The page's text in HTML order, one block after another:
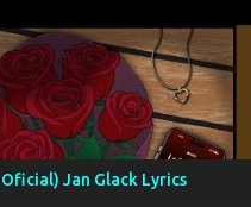
Sobrino Del Brazo Armad0
me van a ver allá por TJ para
al cien Choritas también
acelerado traigo un M2 que
mandó un fuerte abrazo
En los mejores
hermosas y botellas
Jan Glack Lyrics